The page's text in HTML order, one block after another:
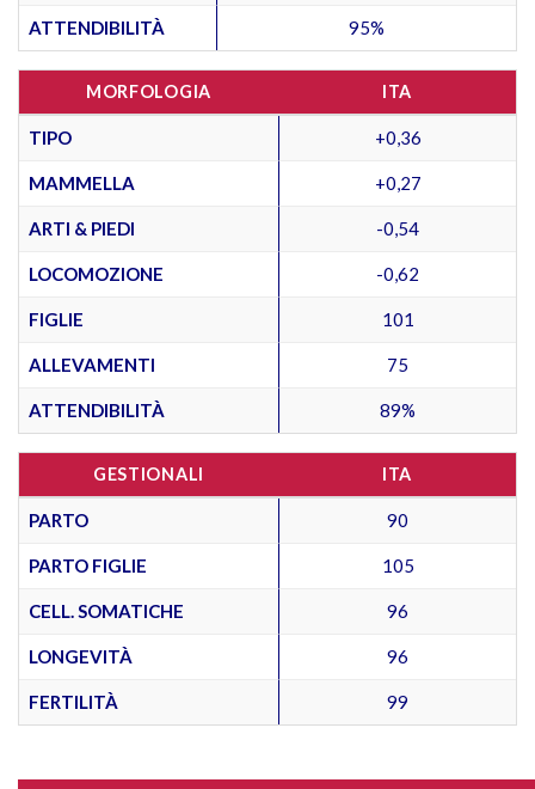
ATTENDIBILITÀ 95%
MORFOLOGIA ITA
TIPO +0,36
MAMMELLA +0,27
ARTI & PIEDI -0,54
LOCOMOZIONE -0,62
FIGLIE 101
ALLEVAMENTI 75
ATTENDIBILITÀ 89%
GESTIONALI ITA
PARTO 90
PARTO FIGLIE 105
CELL. SOMATICHE 96
LONGEVITÀ 96
FERTILITÀ 99